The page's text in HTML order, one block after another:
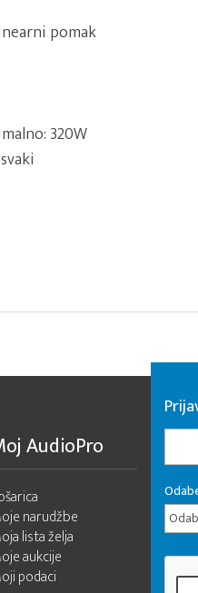
pomak
320W
AudioPro
narudžbe
lista želja
aukcije
podaci